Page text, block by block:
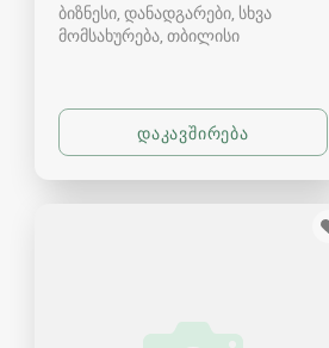
ბიზნესი, დანადგარები, სხვა
მომსახურება თბილისი